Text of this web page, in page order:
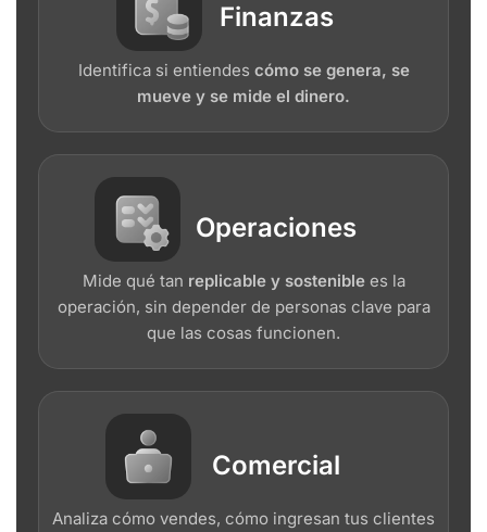
Finanzas
Identifica si entiendes cómo se genera, se
mueve y se mide el dinero.
Operaciones
Mide qué tan replicable y sostenible es la
operación, sin depender de personas clave para
que las cosas funcionen.
Comercial
Analiza cómo vendes, cómo ingresan tus clientes